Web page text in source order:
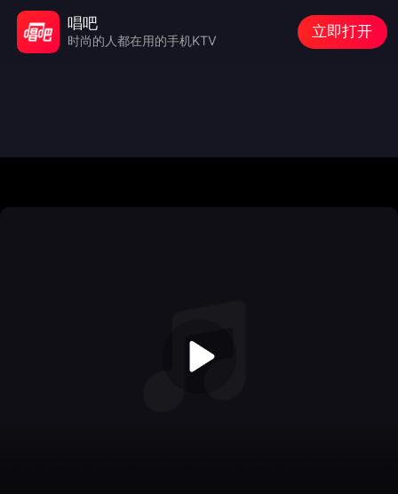
唱吧
时尚的人都在用的手机KTV
立即打开